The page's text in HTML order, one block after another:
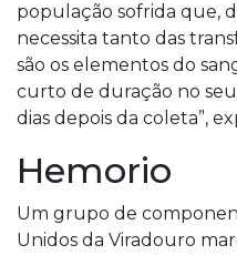
população sofrida que,
necessita tanto das
são os elementos do
curto de duração no
dias depois da coleta”,
Hemorio
Um grupo de
Unidos da Viradouro